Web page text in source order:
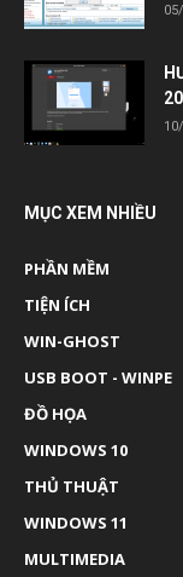
MỤC XEM NHIỀU
PHẦN MỀM
TIỆN ÍCH
WIN-GHOST
USB BOOT - WINPE
ĐỒ HỌA
WINDOWS 10
THỦ THUẬT
WINDOWS 11
MULTIMEDIA